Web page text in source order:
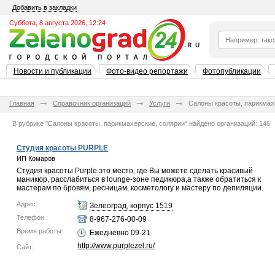
Добавить в закладки
Суббота, 8 августа 2026, 12:24
Новости и публикации Фото-видео репортажи Фотопубликации
Главная Справочник организаций Услуги Салоны красоты,
В рубрике "Салоны красоты, парикмахерские, солярии" найдено организаций: 146
Студия красоты PURPLE
ИП Комаров
Студия красоты Purple это место, где Вы можете сделать красивый
маникюр, расслабиться в lounge-зоне педикюра,а также обратиться к
мастерам по бровям, ресницам, косметологу и мастеру по депиляции.
Адрес: Зелеоград, корпус 1519
Телефон : 8-967-276-00-09
Время работы: Ежедневно 09-21
Сайт: http://www.purplezel.ru/